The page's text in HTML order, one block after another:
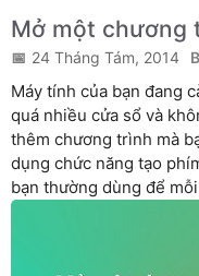
Mở một chương
24 Tháng Tám, 2014
Máy tính của bạn đang
quá nhiều cửa sổ và
thêm chương trình mà
dụng chức năng tạo
bạn thường dùng để